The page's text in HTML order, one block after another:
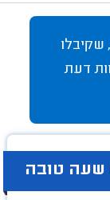
שקיבלו
דעת
שעה טובה